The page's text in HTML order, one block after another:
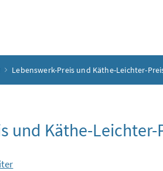
Lebenswerk-Preis und Käthe-Leichter-
und Käthe-Leichter-